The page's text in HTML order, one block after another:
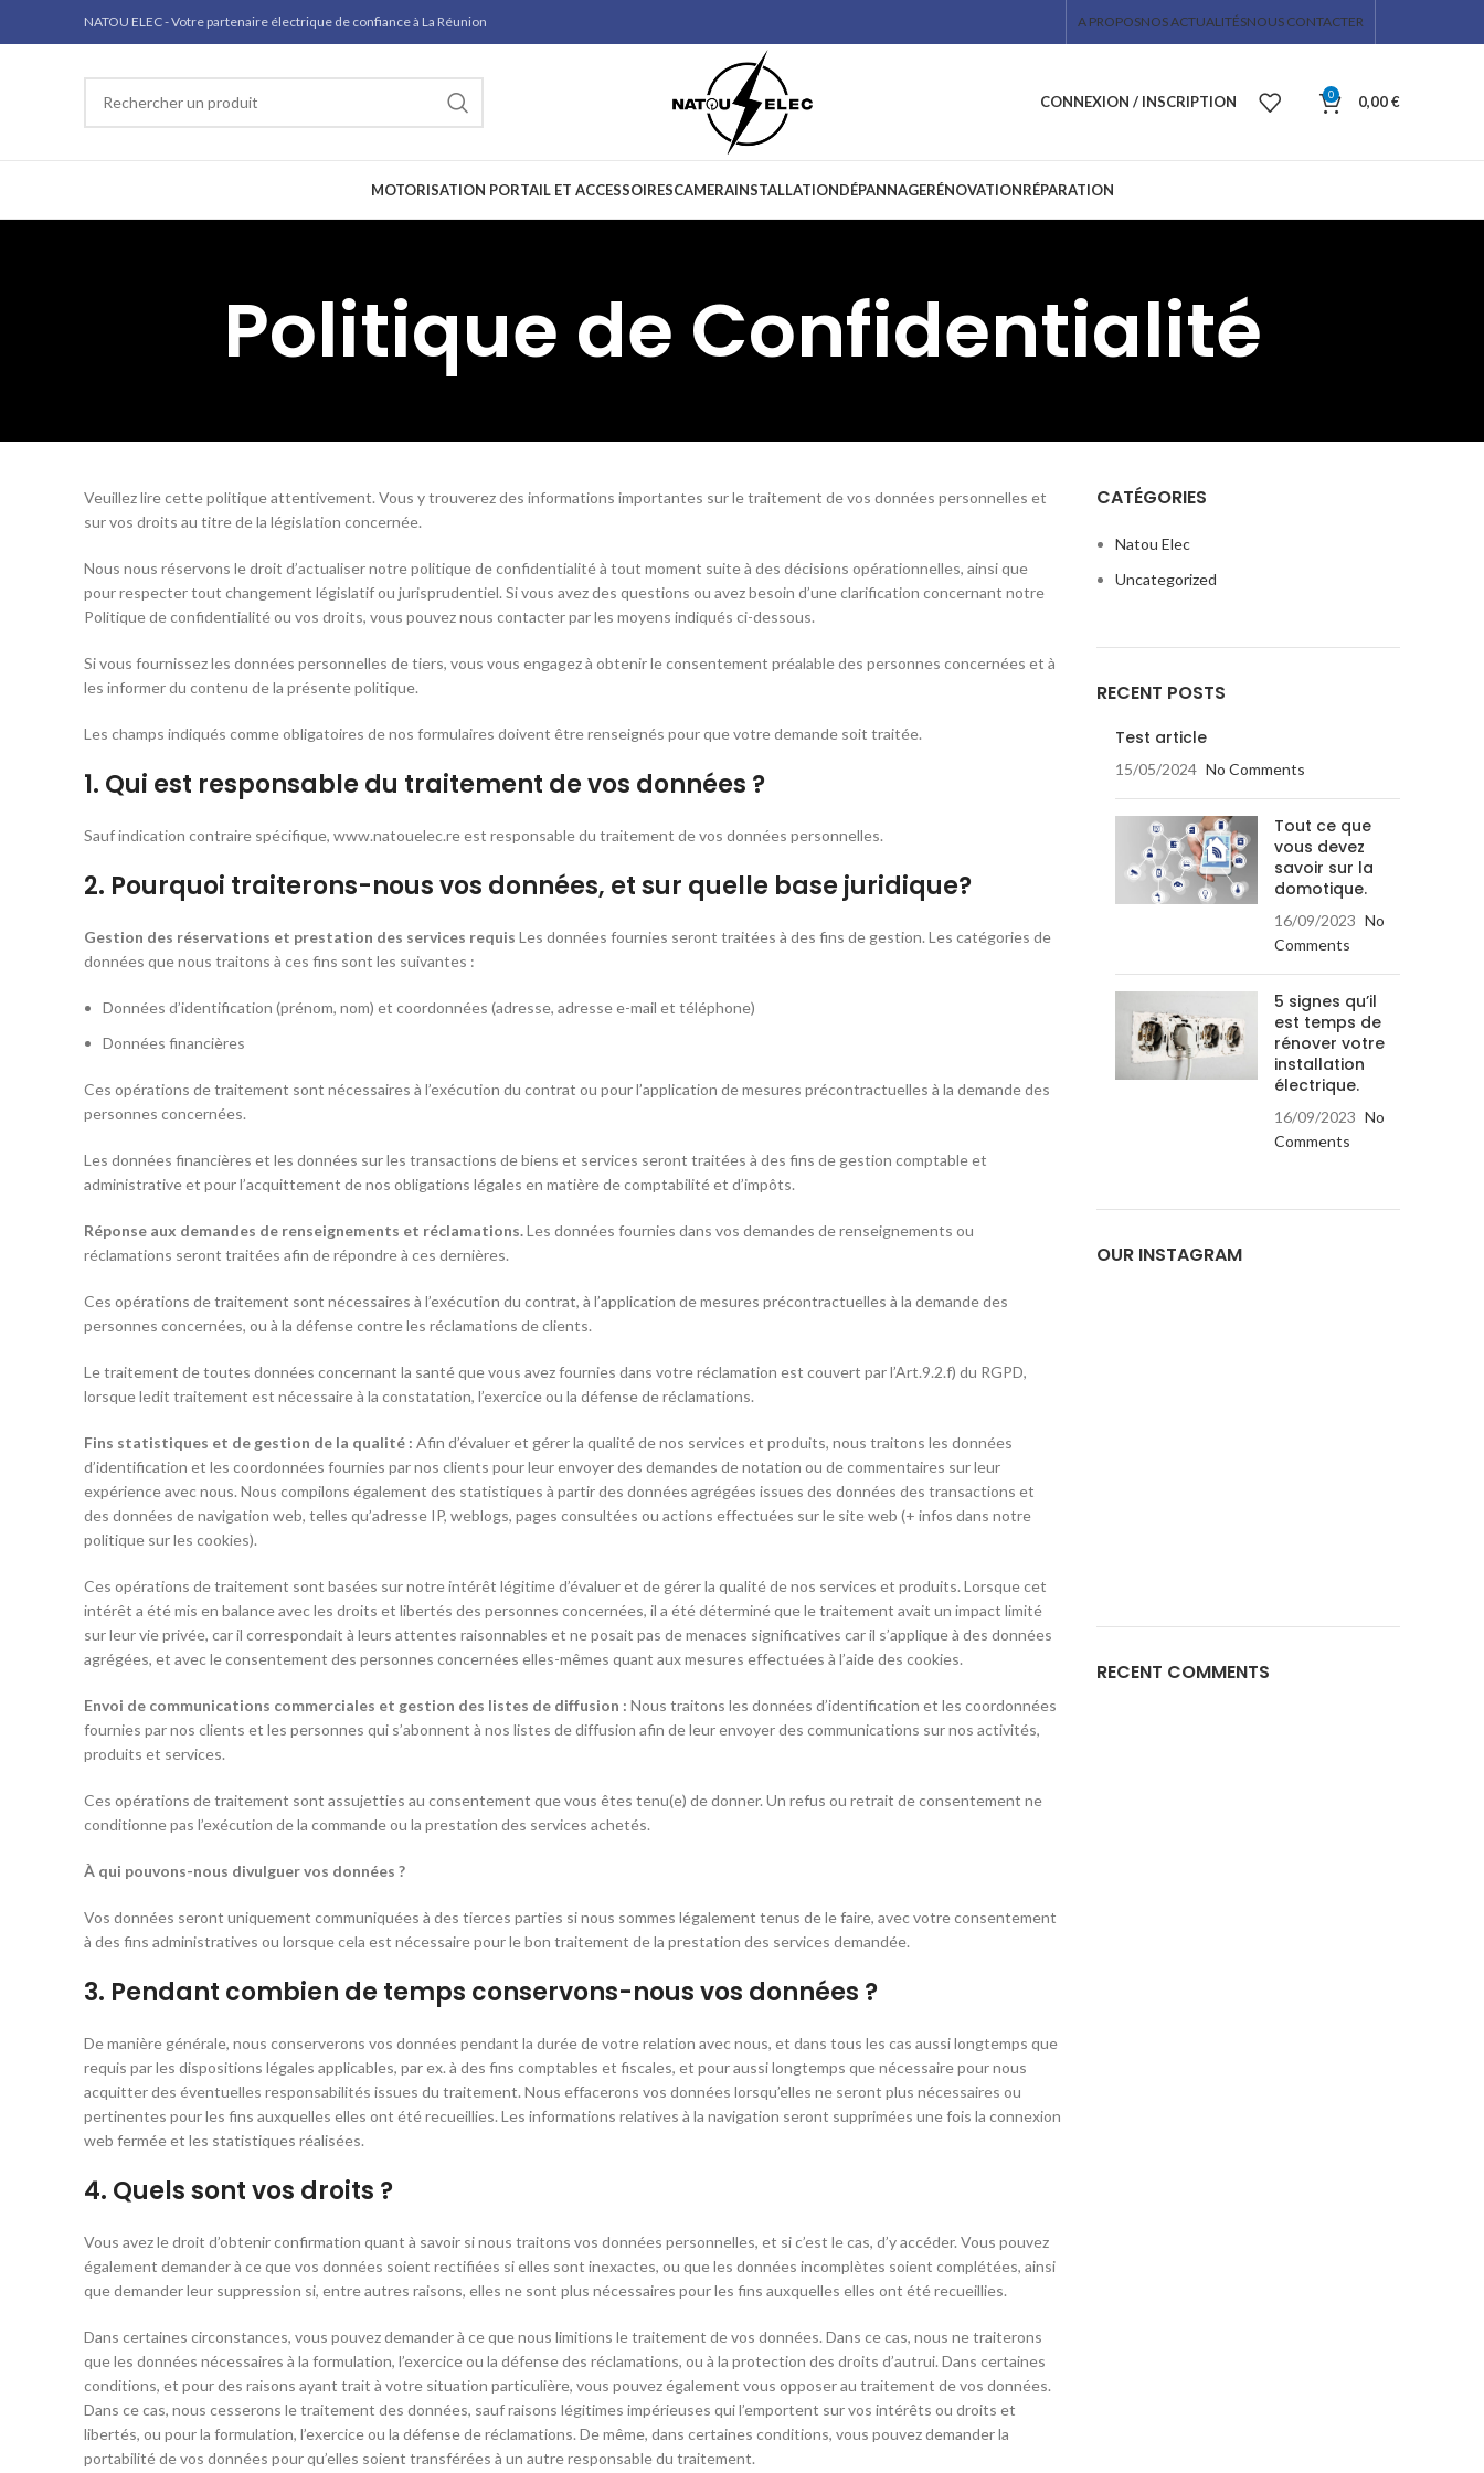
NATOU ELEC - Votre partenaire électrique de confiance à La Réunion A PROPOSNOS ACTUALITÉSNOUS CONTACTER
CONNEXION / INSCRIPTION 0 0,00€
MOTORISATION PORTAIL ET ACCESSOIRESCAMERAINSTALLATIONDÉPANNAGERÉNOVATIONRÉPARATION
Politique de Confidentialité
Veuillez lire cette politique attentivement. Vous y trouverez des informations importantes sur le traitement de vos données personnelles et
sur vos droits au titre de la législation concernée.
Nous nous réservons le droit d’actualiser notre politique de confidentialité à tout moment suite à des décisions opérationnelles, ainsi que
pour respecter tout changement législatif ou jurisprudentiel. Si vous avez des questions ou avez besoin d’une clarification concernant notre
Politique de confidentialité ou vos droits, vous pouvez nous contacter par les moyens indiqués ci-dessous.
Si vous fournissez les données personnelles de tiers, vous vous engagez à obtenir le consentement préalable des personnes concernées et à
les informer du contenu de la présente politique.
Les champs indiqués comme obligatoires de nos formulaires doivent être renseignés pour que votre demande soit traitée.
1. Qui est responsable du traitement de vos données ?
Sauf indication contraire spécifique, www.natouelec.re est responsable du traitement de vos données personnelles.
2. Pourquoi traiterons-nous vos données, et sur quelle base juridique?
Gestion des réservations et prestation des services requis Les données fournies seront traitées à des fins de gestion. Les catégories de
données que nous traitons à ces fins sont les suivantes :
Données d’identification (prénom, nom) et coordonnées (adresse, adresse e-mail et téléphone)
Données financières
Ces opérations de traitement sont nécessaires à l’exécution du contrat ou pour l’application de mesures précontractuelles à la demande des
personnes concernées.
Les données financières et les données sur les transactions de biens et services seront traitées à des fins de gestion comptable et
administrative et pour l’acquittement de nos obligations légales en matière de comptabilité et d’impôts.
Réponse aux demandes de renseignements et réclamations.Les données fournies dans vos demandes de renseignements ou
réclamations seront traitées afin de répondre à ces dernières.
Ces opérations de traitement sont nécessaires à l’exécution du contrat, à l’application de mesures précontractuelles à la demande des
personnes concernées, ou à la défense contre les réclamations de clients.
Le traitement de toutes données concernant la santé que vous avez fournies dans votre réclamation est couvert par l’Art.9.2.f) du RGPD,
lorsque ledit traitement est nécessaire à la constatation, l’exercice ou la défense de réclamations.
Fins statistiques et de gestion de la qualité : Afin d’évaluer et gérer la qualité de nos services et produits, nous traitons les données
d’identification et les coordonnées fournies par nos clients pour leur envoyer des demandes de notation ou de commentaires sur leur
expérience avec nous. Nous compilons également des statistiques à partir des données agrégées issues des données des transactions et
des données de navigation web, telles qu’adresse IP, weblogs, pages consultées ou actions effectuées sur le site web (+ infos dans notre
politique sur les cookies).
Ces opérations de traitement sont basées sur notre intérêt légitime d’évaluer et de gérer la qualité de nos services et produits. Lorsque cet
intérêt a été mis en balance avec les droits et libertés des personnes concernées, il a été déterminé que le traitement avait un impact limité
sur leur vie privée, car il correspondait à leurs attentes raisonnables et ne posait pas de menaces significatives car il s’applique à des données
agrégées, et avec le consentement des personnes concernées elles-mêmes quant aux mesures effectuées à l’aide des cookies.
Envoi de communications commerciales et gestion des listes de diffusion : Nous traitons les données d’identification et les coordonnées
fournies par nos clients et les personnes qui s’abonnent à nos listes de diffusion afin de leur envoyer des communications sur nos activités,
produits et services.
Ces opérations de traitement sont assujetties au consentement que vous êtes tenu(e) de donner. Un refus ou retrait de consentement ne
conditionne pas l’exécution de la commande ou la prestation des services achetés.
À qui pouvons-nous divulguer vos données ?
Vos données seront uniquement communiquées à des tierces parties si nous sommes légalement tenus de le faire, avec votre consentement
à des fins administratives ou lorsque cela est nécessaire pour le bon traitement de la prestation des services demandée.
3. Pendant combien de temps conservons-nous vos données ?
De manière générale, nous conserverons vos données pendant la durée de votre relation avec nous, et dans tous les cas aussi longtemps que
requis par les dispositions légales applicables, par ex. à des fins comptables et fiscales, et pour aussi longtemps que nécessaire pour nous
acquitter des éventuelles responsabilités issues du traitement. Nous effacerons vos données lorsqu’elles ne seront plus nécessaires ou
pertinentes pour les fins auxquelles elles ont été recueillies. Les informations relatives à la navigation seront supprimées une fois la connexion
web fermée et les statistiques réalisées.
4. Quels sont vos droits ?
Vous avez le droit d’obtenir confirmation quant à savoir si nous traitons vos données personnelles, et si c’est le cas, d’y accéder. Vous pouvez
également demander à ce que vos données soient rectifiées si elles sont inexactes, ou que les données incomplètes soient complétées, ainsi
que demander leur suppression si, entre autres raisons, elles ne sont plus nécessaires pour les fins auxquelles elles ont été recueillies.
Dans certaines circonstances, vous pouvez demander à ce que nous limitions le traitement de vos données. Dans ce cas, nous ne traiterons
que les données nécessaires à la formulation, l’exercice ou la défense des réclamations, ou à la protection des droits d’autrui. Dans certaines
conditions, et pour des raisons ayant trait à votre situation particulière, vous pouvez également vous opposer au traitement de vos données.
Dans ce cas, nous cesserons le traitement des données, sauf raisons légitimes impérieuses qui l’emportent sur vos intérêts ou droits et
libertés, ou pour la formulation, l’exercice ou la défense de réclamations. De même, dans certaines conditions, vous pouvez demander la
portabilité de vos données pour qu’elles soient transférées à un autre responsable du traitement.
CATÉGORIES
Natou Elec
Uncategorized
RECENT POSTS
Test article
15/05/2024 No Comments
Tout ce que
vous devez
savoir sur la
domotique.
16/09/2023 No
Comments
5 signes qu’il
est temps de
rénover votre
installation
électrique.
16/09/2023 No
Comments
OUR INSTAGRAM
RECENT COMMENTS